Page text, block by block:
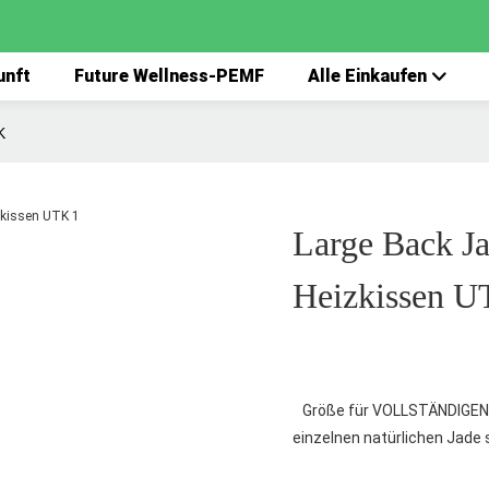
Future Wellness-PEMF Alle Einkaufen
Large Back
Heizkissen
Größe für
einzelnen natürlichen Jade